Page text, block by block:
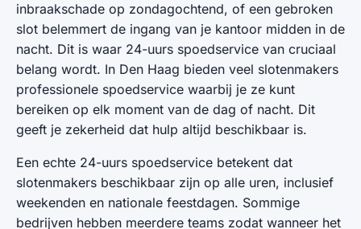
inbraakschade op zondagochtend, of een gebroken
slot belemmert de ingang van je kantoor midden in de
nacht. Dit is waar 24-uurs spoedservice van cruciaal
belang wordt. In Den Haag bieden veel slotenmakers
professionele spoedservice waarbij je ze kunt
bereiken op elk moment van de dag of nacht. Dit
geeft je zekerheid dat hulp altijd beschikbaar is.
Een echte 24-uurs spoedservice betekent dat
slotenmakers beschikbaar zijn op alle uren, inclusief
weekenden en nationale feestdagen. Sommige
bedrijven hebben meerdere teams zodat wanneer het